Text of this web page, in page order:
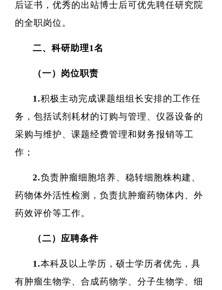
后证书，优秀的出站博士后可优先聘任研究院
的全职岗位。
二、科研助理1名
（一）岗位职责
1.积极主动完成课题组组长安排的工作任
务，包括试剂耗材的订购与管理、仪器设备的
采购与维护、课题经费管理和财务报销等工
作；
2.负责肿瘤细胞培养、稳转细胞株构建、
药物体外活性检测，负责抗肿瘤药物体内、外
药效评价等工作。
（二）应聘条件
1.本科及以上学历，硕士学历者优先，具
有肿瘤生物学、合成药物学、分子生物学、细